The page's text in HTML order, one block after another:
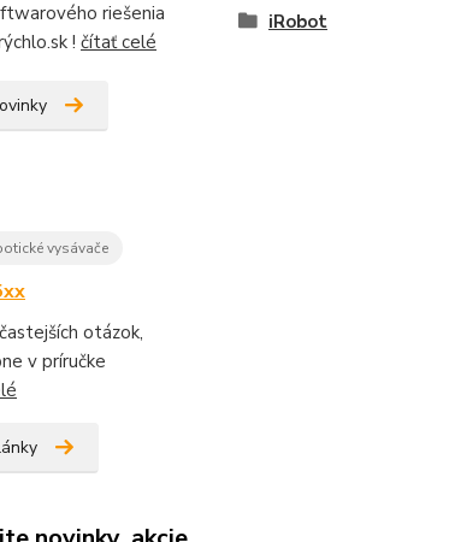
riešenia
! čítať celé
vysávače
otázok,
v príručke
iRobot